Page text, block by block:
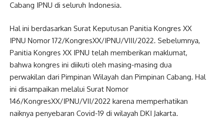
Cabang IPNU di seluruh Indonesia.
Hal ini berdasarkan Surat Keputusan Panitia Kongres XX
IPNU Nomor 172/KongresXX/IPNU/VIII/2022. Sebelumnya,
Panitia Kongres XX IPNU telah memberikan maklumat,
bahwa kongres ini diikuti oleh masing-masing dua
perwakilan dari Pimpinan Wilayah dan Pimpinan Cabang. Hal
ini disampaikan melalui Surat Nomor
146/KongresXX/IPNU/VII/2022 karena memperhatikan
naiknya penyebaran Covid-19 di wilayah DKI Jakarta.